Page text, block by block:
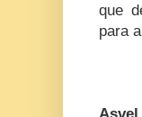
que
para